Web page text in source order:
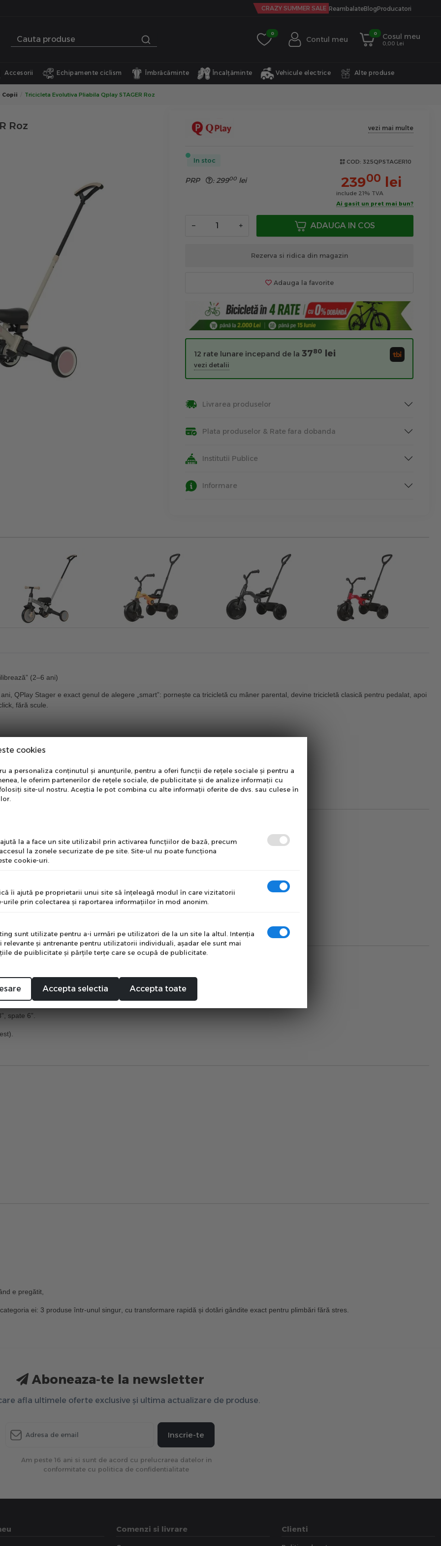
CRAZY SUMMER SALE ReambalateBlogProducatori
0
Contul meu
0 Cosul meu
0,00 Lei
Accesorii Echipamente ciclism Îmbrăcăminte Încalțăminte Vehicule electrice Alte produse
Tricicleta Evolutiva Pliabila Qplay STAGER Roz
Roz vezi mai multe
In stoc COD: 325QPSTAGER10
PRP :29900 lei 23900 lei
include 21% TVA
Ai gasit un pret mai bun?
− + ADAUGA IN COS
Rezerva si ridica din magazin
Adauga la favorite
12 rate lunare incepand de la 3780 lei
vezi detalii
Livrarea produselor
Plata produselor & Rate fara dobanda
Institutii Publice
Informare
(2–6 ani)
, QPlay Stager e exact genul de alegere „smart”: pornește ca tricicletă cu mâner parental, devine tricicletă clasică pentru pedalat, apoi
fără scule.
Bike.
NEEDED”.
hol, depozitare compactă.
funcție de direcție (nu doar împins înainte).
de picioare montat.
independent. Pedalele pot fi depozitate sub șacând nu sunt folosite.
bike, păstrând stabilitatea oferită de design.
, spate 6”.
e pregătit,
ei: 3 produse într-unul singur, cu transformare rapidă și dotări gândite exact pentru plimbări fără stres.
Aboneaza-te la newsletter
afla ultimele oferte exclusive și ultima actualizare de produse.
Inscrie-te
Am peste 16 ani si sunt de acord cu prelucrarea datelor in
conformitate cu politica de confidentialitate
Comenzi si livrare Clienti
cookies
a personaliza conținutul și anunțurile, pentru a oferi funcții de rețele sociale și pentru a
le oferim partenerilor de rețele sociale, de publicitate și de analize informații cu
site-ul nostru. Aceștia le pot combina cu alte informații oferite de dvs. sau culese în
la a face un site utilizabil prin activarea funcţiilor de bază, precum
la zonele securizate de pe site. Site-ul nu poate funcţiona
cookie-uri.
îi ajută pe proprietarii unui site să înţeleagă modul în care vizitatorii
urile prin colectarea şi raportarea informaţiilor în mod anonim.
sunt utilizate pentru a-i urmări pe utilizatori de la un site la altul. Intenţia
relevante şi antrenante pentru utilizatorii individuali, aşadar ele sunt mai
de puiblicitate şi părţile terţe care se ocupă de publicitate.
Accepta selectia Accepta toate
Newsletter
te la newsletter
a primi cele mai noi
Mă abonez